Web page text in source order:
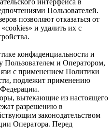
интерфейса в
Пользователей.
позволяют отказаться от
и удалить их с
конфиденциальности и
и Оператором,
с применением Политики
подлежит применению
вытекающие из настоящего
разрешению в
законодательством
Оператора. Перед